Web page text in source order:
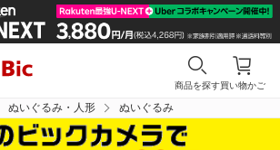
買い物かご
商品を探す
ぬいぐるみ・人形 ぬいぐるみ